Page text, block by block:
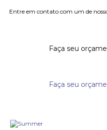
Entre em contato com um de
Faça seu
Faça seu